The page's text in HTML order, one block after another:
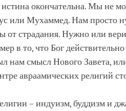
окончательна. Мы не
или Мухаммед. Нам просто
от страдания. Нужно или
в то, что Бог
нам смысл Нового Завета,
авраамических религий
– индуизм, буддизм и